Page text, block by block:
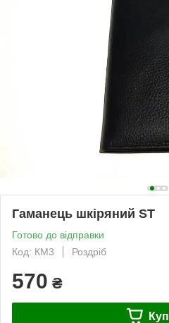
Гаманець шкіряний ST
Готово до відправки
Код: КМ3
Роздріб
570 ₴